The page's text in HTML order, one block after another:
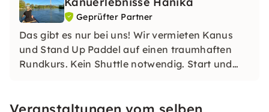
Geprüfter Partner
Das gibt es nur bei uns! Wir vermieten Kanus
und Stand Up Paddel auf einen traumhaften
Rundkurs. Kein Shuttle notwendig. Start und